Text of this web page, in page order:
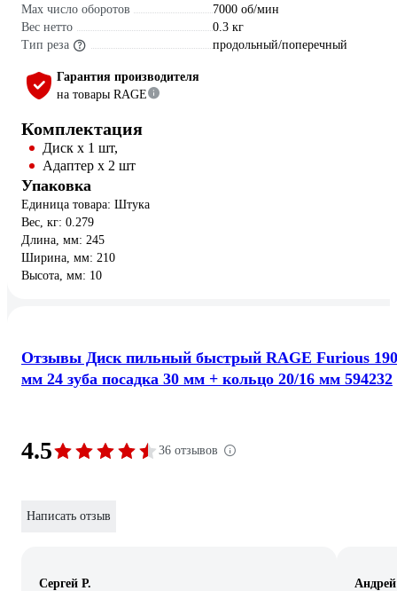
Max число оборотов
7000 об/мин
Вес нетто
0.3 кг
Тип реза
продольный/поперечный
Гарантия производителя
на товары RAGE
Комплектация
Диск х 1 шт,
Адаптер х 2 шт
Упаковка
Единица товара: Штука
Вес, кг: 0.279
Длина, мм: 245
Ширина, мм: 210
Высота, мм: 10
Отзывы Диск пильный быстрый RAGE Furious 190
мм 24 зуба посадка 30 мм + кольцо 20/16 мм 594232
4.5 36 отзывов
Написать отзыв
Сергей Р.